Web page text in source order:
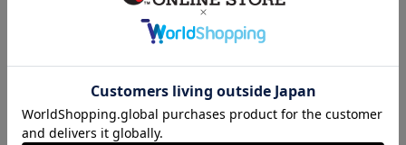
カマタマーレ讃岐のすべてのグッズをチェックした
い方に！全グッズ一覧はこちら！
カテゴリから探す